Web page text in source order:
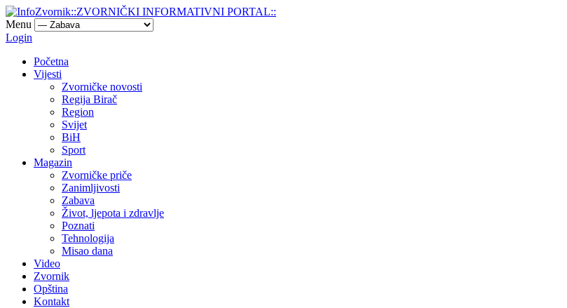
Menu
Login
Početna
Vijesti
Zvorničke novosti
Regija Birač
Region
Svijet
BiH
Sport
Magazin
Zvorničke priče
Zanimljivosti
Zabava
Život, ljepota i zdravlje
Poznati
Tehnologija
Misao dana
Video
Zvornik
Opština
Kontakt